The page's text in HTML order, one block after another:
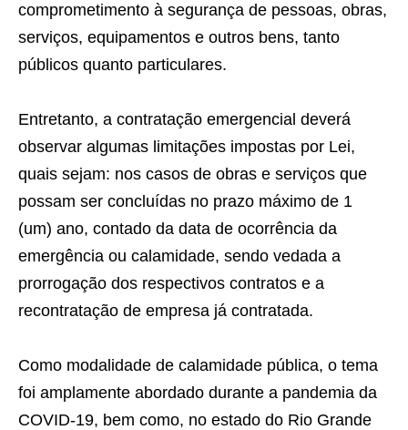
comprometimento à segurança de pessoas, obras,
serviços, equipamentos e outros bens, tanto
públicos quanto particulares.
Entretanto, a contratação emergencial deverá
observar algumas limitações impostas por Lei,
quais sejam: nos casos de obras e serviços que
possam ser concluídas no prazo máximo de 1
(um) ano, contado da data de ocorrência da
emergência ou calamidade, sendo vedada a
prorrogação dos respectivos contratos e a
recontratação de empresa já contratada.
Como modalidade de calamidade pública, o tema
foi amplamente abordado durante a pandemia da
COVID-19, bem como, no estado do Rio Grande